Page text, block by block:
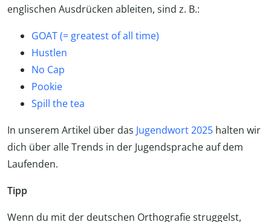
englischen Ausdrücken ableiten, sind z. B.:
GOAT (= greatest of all time)
Hustlen
No Cap
Pookie
Spill the tea
In unserem Artikel über das Jugendwort 2025 halten wir
dich über alle Trends in der Jugendsprache auf dem
Laufenden.
Tipp
Wenn du mit der deutschen Orthografie struggelst,